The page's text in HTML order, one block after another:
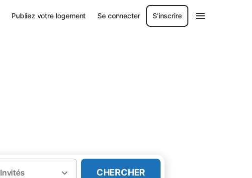
Publiez votre logement Se connecter S'inscrire
Invités CHERCHER